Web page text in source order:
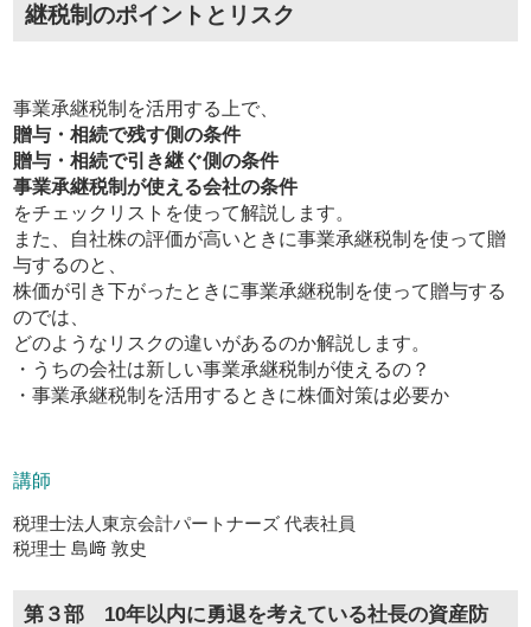
継税制のポイントとリスク
事業承継税制を活用する上で、
贈与・相続で残す側の条件
贈与・相続で引き継ぐ側の条件
事業承継税制が使える会社の条件
をチェックリストを使って解説します。
また、自社株の評価が高いときに事業承継税制を使って贈
与するのと、
株価が引き下がったときに事業承継税制を使って贈与する
のでは、
どのようなリスクの違いがあるのか解説します。
・うちの会社は新しい事業承継税制が使えるの？
・事業承継税制を活用するときに株価対策は必要か
講師
税理士法人東京会計パートナーズ 代表社員
税理士 島﨑 敦史
第３部 10年以内に勇退を考えている社長の資産防